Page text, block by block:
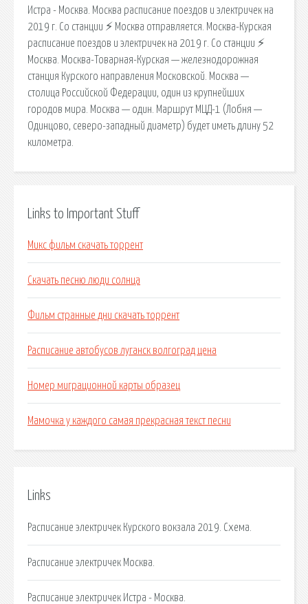
Истра - Москва. Москва расписание поездов и электричек на
2019 г. Со станции ⚡ Москва отправляется. Москва-Курская
расписание поездов и электричек на 2019 г. Со станции ⚡
Москва. Москва-Товарная-Курская — железнодорожная
станция Курского направления Московской. Москва —
столица Российской Федерации, один из крупнейших
городов мира. Москва — один. Маршрут МЦД-1 (Лобня —
Одинцово, северо-западный диаметр) будет иметь длину 52
километра.
Links to Important Stuff
Микс фильм скачать торрент
Скачать песню люди солнца
Фильм странные дни скачать торрент
Расписание автобусов луганск волгоград цена
Номер миграционной карты образец
Мамочка у каждого самая прекрасная текст песни
Links
Расписание электричек Курского вокзала 2019. Схема.
Расписание электричек Москва.
Расписание электричек Истра - Москва.